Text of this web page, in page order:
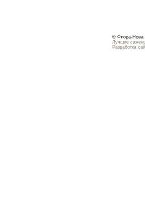
© Флора-Нова
Лучшие
Разработка